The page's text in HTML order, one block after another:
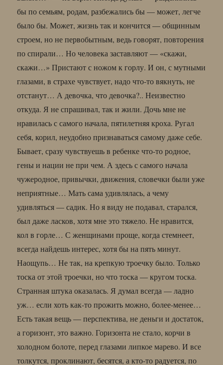
бы по семьям, родам, разбежались бы — может, легче
было бы. Может, жизнь так и кончится — общинным
строем, но не первобытным, ведь говорят, повторения
по спирали… Но человека заставляют — «скажи,
скажи…» Пристают с ножом к горлу. И он, с мутными
глазами, в страхе чувствует, надо что-то вякнуть, не
отстанут… А девочка, что девочка?.. Неизвестно
откуда. Я не спрашивал, так и жили. Дочь мне не
нравилась с самого начала, пятилетняя кроха. Ругал
себя, корил, неудобно признаваться самому даже себе.
Бывает, сразу чувствуешь в ребенке что-то родное,
гены и нации не при чем. А здесь с самого начала
чужеродное, привычки, движения, словечки были уже
неприятные… Мать сама удивлялась, а чему
удивляться — садик. Но я виду не подавал, старался,
был даже ласков, хотя мне это тяжело. Не нравится,
кол в горле… С женщинами проще, когда стемнеет,
всегда найдешь интерес, хотя бы на пять минут.
Наощупь… Не так, на крепкую троечку было. Только
тоска от этой троечки, но что тоска — кругом тоска.
Странная штука оказалась. Я думал всегда — ладно
уж… если хоть как-то прожить можно, более-менее…
Есть такая вещь — перспектива, не деньги и достаток,
а горизонт, это важно. Горизонта не стало, корчи в
холодном болоте, перед глазами липкое марево. И все
толкутся, проклинают, бесятся, а кто-то радуется, по